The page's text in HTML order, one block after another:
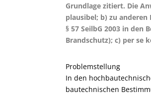
Grundlage zitiert. Die
plausibel; b) zu
§ 57 SeilbG 2003 in
Brandschutz); c) per se
Problemstellung
In den
bautechnischen